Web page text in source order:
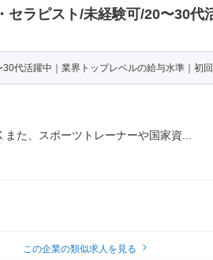
セラピスト/未経験可/20〜30代
代活躍中｜業界トップレベルの給与水準｜初
た、スポーツトレーナーや国家資...
この企業の類似求人を見る